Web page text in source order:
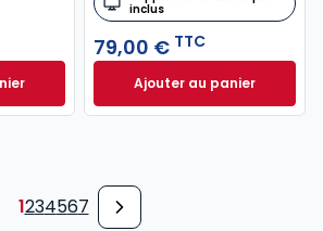
pénal 2027 annoté. Édition limitée à 37,00 €
inclus
79,00 € TTC
Ajouter au panier
Code de
1234567